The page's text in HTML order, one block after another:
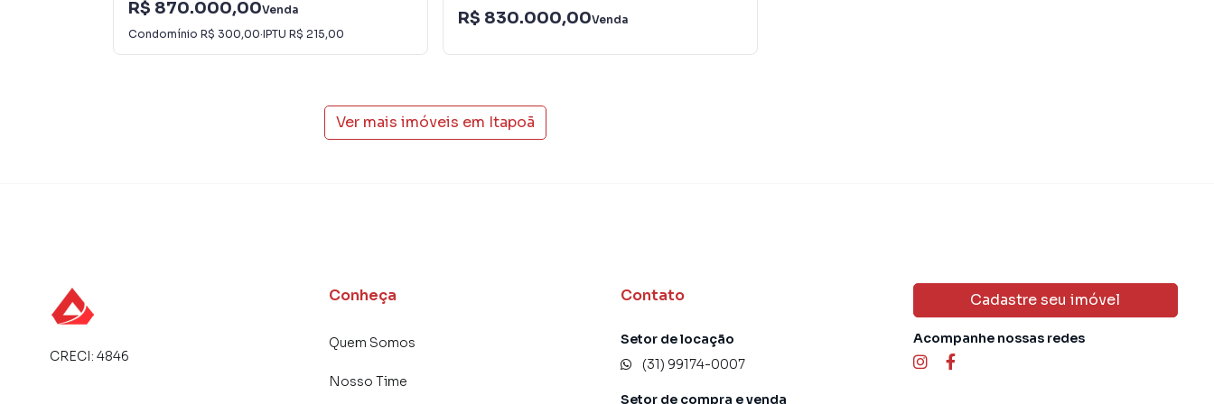
R$ 870.000,00Venda
Condomínio R$ 300,00·IPTU R$ 215,00
R$ 830.000,00Venda
Ver mais imóveis em Itapoã
CRECI: 4846
Conheça
Quem Somos
Nosso Time
Contato
Setor de locação
(31) 99174-0007
Setor de compra e venda
Cadastre seu imóvel
Acompanhe nossas redes